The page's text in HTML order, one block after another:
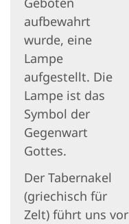
aufbewahrt
wurde, eine
Lampe
aufgestellt. Die
Lampe ist das
Symbol der
Gegenwart
Gottes.
Der Tabernakel
(griechisch für
Zelt) führt uns vor